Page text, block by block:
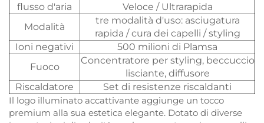
flusso d'aria
Veloce / Ultrarapida
Modalità
tre modalità d'uso: asciugatura
rapida / cura dei capelli / styling
Ioni negativi
500 milioni di Plamsa
Fuoco
Concentratore per styling, beccuccio
lisciante, diffusore
Riscaldatore
Set di resistenze riscaldanti
Il logo illuminato accattivante aggiunge un tocco
premium alla sua estetica elegante. Dotato di diverse